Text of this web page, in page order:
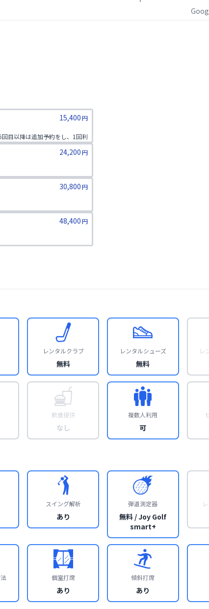
15,400円
目以降は追加予約をし、1回利
24,200円
円)有
30,800円
円)有
48,400円
1回消化後に次回予約可。
レンタルクラブ
無料
レンタルシューズ
無料
レ
飲食提供
なし
複数人利用
可
スイング解析
あり
弾道測定器
無料 / Joy Golf
smart+
個室打席
あり
傾斜打席
あり